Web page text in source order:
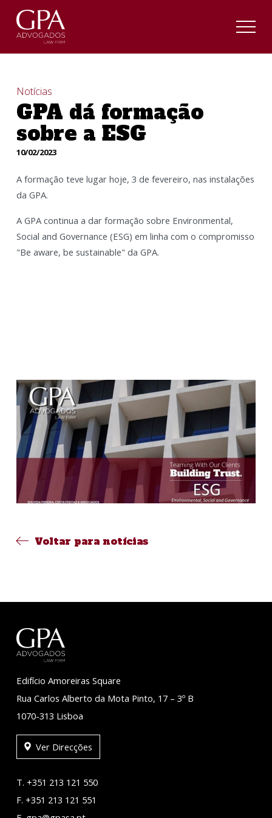
Notícias
GPA dá formação
sobre a ESG
10/02/2023
A formação teve lugar hoje, 3 de fevereiro, nas instalações
da GPA.
A GPA continua a dar formação sobre Environmental,
Social and Governance (ESG) em linha com o compromisso
"Be aware, be sustainable" da GPA.
Voltar para notícias
Edifício Amoreiras Square
Rua Carlos Alberto da Mota Pinto, 17 – 3º B
1070-313 Lisboa
Ver Direcções
T. +351 213 121 550
F. +351 213 121 551